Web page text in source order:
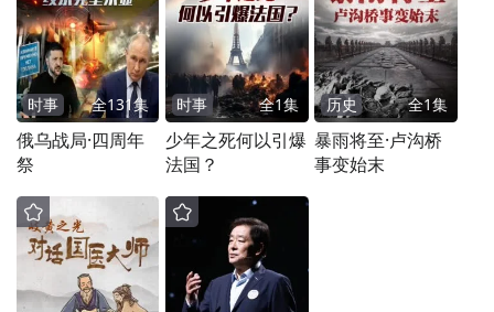
时事 全131集
俄乌战局·四周年
祭
时事 全1集
少年之死何以引爆
法国？
历史 全1集
暴雨将至·卢沟桥
事变始末